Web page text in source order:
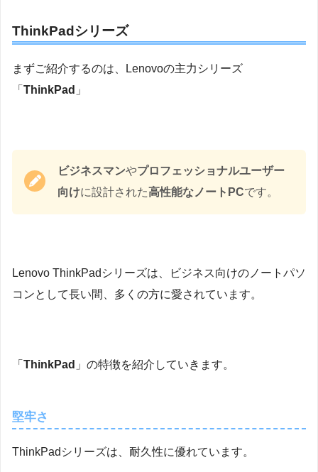
ThinkPadシリーズ
まずご紹介するのは、Lenovoの主力シリーズ
「 ThinkPad 」
ビジネスマンやプロフェッショナルユーザー
向けに設計された高性能なノートPCです。
Lenovo ThinkPadシリーズは、ビジネス向けのノートパソ
コンとして長い間、多くの方に愛されています。
「 ThinkPad 」の特徴を紹介していきます。
堅牢さ
ThinkPadシリーズは、耐久性に優れています。